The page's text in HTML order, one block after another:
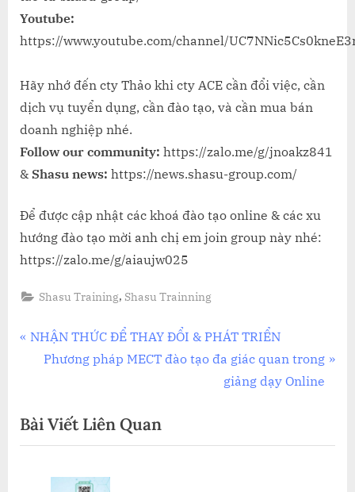
Youtube:
https://www.youtube.com/channel/
Hãy nhớ đến cty Thảo khi cty ACE cần đổi việc, cần
dịch vụ tuyển dụng, cần đào tạo, và cần mua bán
doanh nghiệp nhé.
Follow our community: https://zalo.me/g/jnoakz841
& Shasu news: https://news.shasu-group.com/
Để được cập nhật các khoá đào tạo online & các xu
hướng đào tạo mời anh chị em join group này nhé:
https://zalo.me/g/aiaujw025
Shasu Training, Shasu Trainning
Điều
hướng
viết
P
i
o
NHẬN THỨC ĐỂ THAY ĐỔI & PHÁT TRIỂN
N
t
P
Phương pháp MECT đào tạo đa giác quan trong
giảng dạy Online
Bài Viết Liên Quan